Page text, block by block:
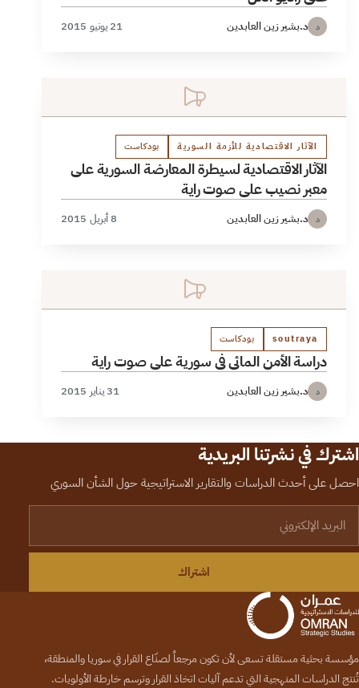
د د.بشير زين العابدين 21 يونيو 2015
الآثار الاقتصادية للأزمة السورية بودكاست
الآثار الاقتصادية لسيطرة المعارضة السورية على
معبر نصيب على صوت راية
د د.بشير زين العابدين 8 أبريل 2015
soutraya بودكاست
دراسة الأمن المائي في سورية على صوت راية
د د.بشير زين العابدين 31 يناير 2015
اشترك في نشرتنا البريدية
احصل على أحدث الدراسات والتقارير الاستراتيجية حول الشأن السوري
اشتراك
مؤسسة بحثية مستقلة تسعى لأن تكون مرجعاً لصنّاع القرار في سوريا والمنطقة،
تُنتج الدراسات المنهجية التي تدعم آليات اتخاذ القرار وترسم خارطة الأولويات.